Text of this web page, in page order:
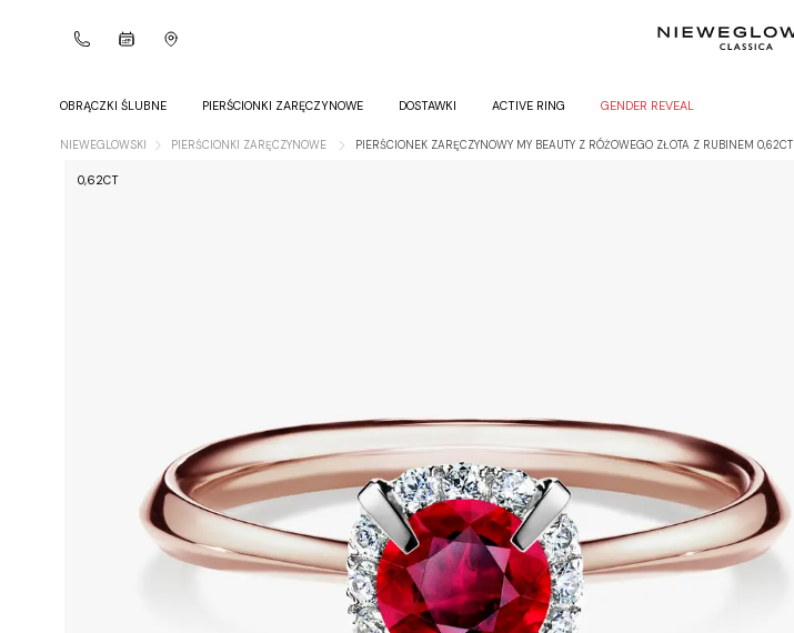
OBRĄCZKI ŚLUBNE PIERŚCIONKI ZARĘCZYNOWE DOSTAWKI ACTIVE RING GENDER REVEAL
NIEWEGLOWSKI PIERŚCIONKI ZARĘCZYNOWE PIERŚCIONEK ZARĘCZYNOWY MY BEAUTY Z RÓŻOWEGO ZŁOTA Z RUBINEM 0,62CT
0,62CT